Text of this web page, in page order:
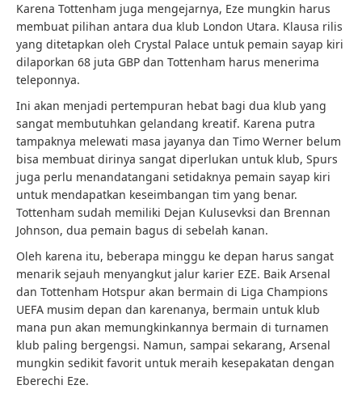
Karena Tottenham juga mengejarnya, Eze mungkin harus
membuat pilihan antara dua klub London Utara. Klausa rilis
yang ditetapkan oleh Crystal Palace untuk pemain sayap kiri
dilaporkan 68 juta GBP dan Tottenham harus menerima
teleponnya.
Ini akan menjadi pertempuran hebat bagi dua klub yang
sangat membutuhkan gelandang kreatif. Karena putra
tampaknya melewati masa jayanya dan Timo Werner belum
bisa membuat dirinya sangat diperlukan untuk klub, Spurs
juga perlu menandatangani setidaknya pemain sayap kiri
untuk mendapatkan keseimbangan tim yang benar.
Tottenham sudah memiliki Dejan Kulusevksi dan Brennan
Johnson, dua pemain bagus di sebelah kanan.
Oleh karena itu, beberapa minggu ke depan harus sangat
menarik sejauh menyangkut jalur karier EZE. Baik Arsenal
dan Tottenham Hotspur akan bermain di Liga Champions
UEFA musim depan dan karenanya, bermain untuk klub
mana pun akan memungkinkannya bermain di turnamen
klub paling bergengsi. Namun, sampai sekarang, Arsenal
mungkin sedikit favorit untuk meraih kesepakatan dengan
Eberechi Eze.